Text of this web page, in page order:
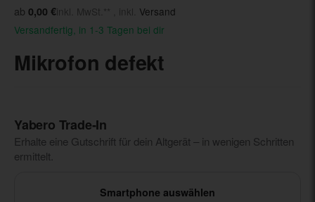
ab 0,00 €inkl. MwSt.** , inkl. Versand
Versandfertig, in 1-3 Tagen bei dir
Mikrofon defekt
Yabero Trade‑In
Erhalte eine Gutschrift für dein Altgerät – in wenigen Schritten
ermittelt.
Smartphone auswählen